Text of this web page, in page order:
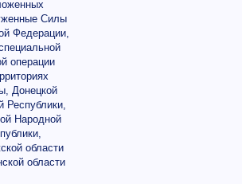
Силы
Федерации,
операции
Донецкой
Республики,
Народной
области
области